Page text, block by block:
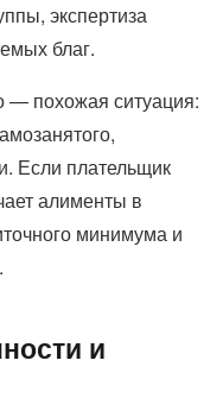
экспертиза
благ.
— похожая ситуация:
Если плательщик
алименты в
минимума и
и